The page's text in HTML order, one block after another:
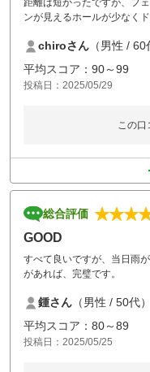
距離は短かったですが、フ
ンが見えるホールが少なく
グリーン周りの両サイドに
ゴルフ場だと思います。
2-3組前から詰まっており
コースメンテナンス、設備
chiroさん （男性 / 60
平均スコア：90～99
投稿日：2025/05/29
この口
総合評価
GOOD
すべて良いですが、当日雨
があれば、完璧です。
鍾さん （男性 / 50代）
平均スコア：80～89
投稿日：2025/05/25